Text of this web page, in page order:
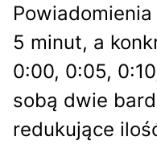
5 minut, a
0:00, 0:05,
sobą dwie
redukujące